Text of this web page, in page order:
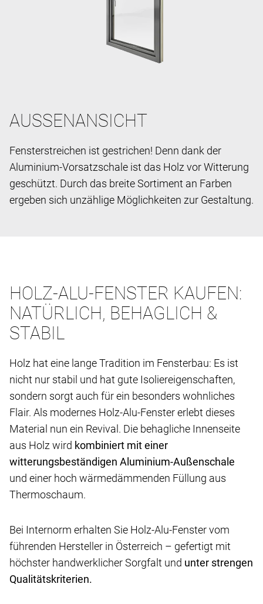
AUSSENANSICHT
Fensterstreichen ist gestrichen! Denn dank der
Aluminium-Vorsatzschale ist das Holz vor Witterung
geschützt. Durch das breite Sortiment an Farben
ergeben sich unzählige Möglichkeiten zur Gestaltung.
HOLZ-ALU-FENSTER KAUFEN:
NATÜRLICH, BEHAGLICH &
STABIL
Holz hat eine lange Tradition im Fensterbau: Es ist
nicht nur stabil und hat gute Isoliereigenschaften,
sondern sorgt auch für ein besonders wohnliches
Flair. Als modernes Holz-Alu-Fenster erlebt dieses
Material nun ein Revival. Die behagliche Innenseite
aus Holz wird kombiniert mit einer
witterungsbeständigen Aluminium-Außenschale
und einer hoch wärmedämmenden Füllung aus
Thermoschaum.
Bei Internorm erhalten Sie Holz-Alu-Fenster vom
führenden Hersteller in Österreich – gefertigt mit
höchster handwerklicher Sorgfalt und unter strengen
Qualitätskriterien.